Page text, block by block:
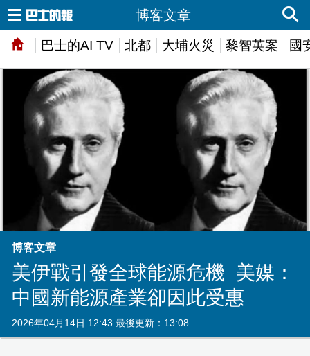
巴士的AI TV 北都 大埔火災 黎智英案 國
博客文章
博客文章
美伊戰引發全球能源危機 美媒：
中國新能源產業卻因此受惠
2026年04月14日 12:43 最後更新：13:08